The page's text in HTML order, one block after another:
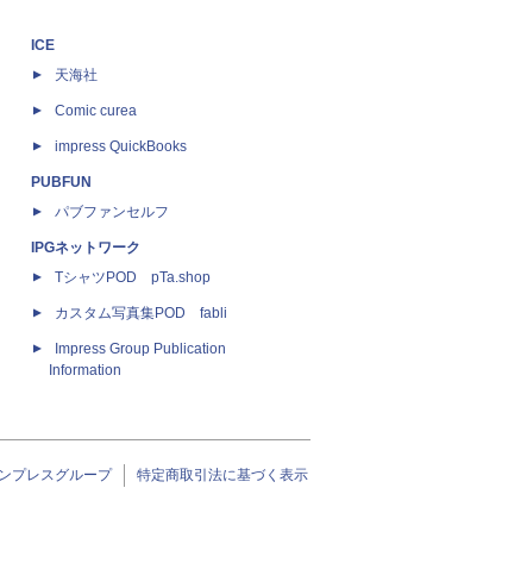
ICE
天海社
Comic curea
impress QuickBooks
PUBFUN
パブファンセルフ
IPGネットワーク
TシャツPOD pTa.shop
カスタム写真集POD fabli
Impress Group Publication
Information
プレスグループ 特定商取引法に基づく表示